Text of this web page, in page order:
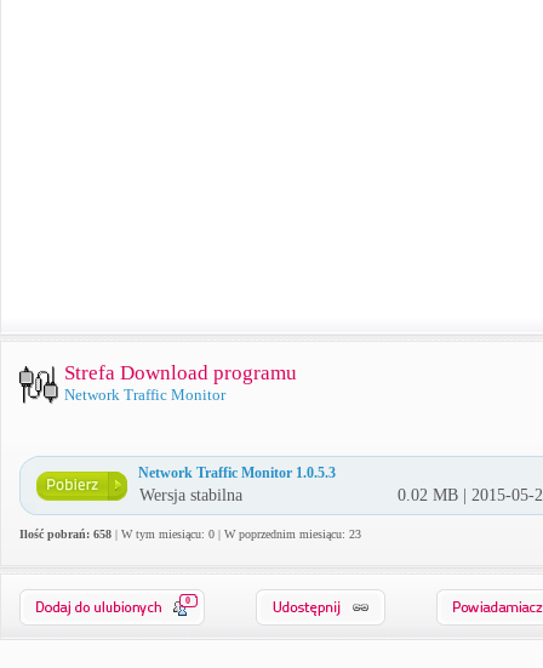
Strefa Download programu
Network Traffic Monitor
Network Traffic Monitor 1.0.5.3
Wersja stabilna 0.02 MB | 2015-05-
Ilość pobrań: 658 | W tym miesiącu: 0 | W poprzednim miesiącu: 23
0